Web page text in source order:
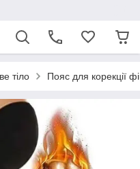
тіло Пояс для корекції